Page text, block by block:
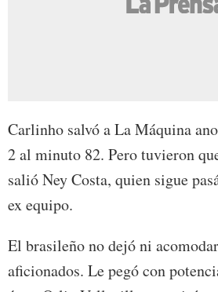
Carlinho salvó a La Máquina
2 al minuto 82. Pero tuvieron
salió Ney Costa, quien sigue
ex equipo.
El brasileño no dejó ni
aficionados. Le pegó con